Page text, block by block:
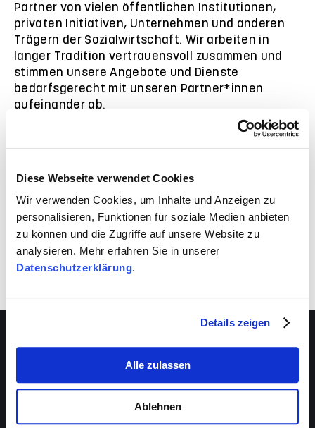
Diese Webseite verwendet Cookies
Wir verwenden Cookies, um Inhalte und Anzeigen zu
personalisieren, Funktionen für soziale Medien anbieten
zu können und die Zugriffe auf unsere Website zu
analysieren. Mehr erfahren Sie in unserer
Datenschutzerklärung.
Details zeigen
Alle zulassen
Ablehnen
Partner von vielen öffentlichen Institutionen,
privaten Initiativen, Unternehmen und anderen
Trägern der Sozialwirtschaft. Wir arbeiten in
langer Tradition vertrauensvoll zusammen und
stimmen unsere Angebote und Dienste
bedarfsgerecht mit unseren Partner*innen
aufeinander ab.
VIVA schafft auch für dich Entwicklungsräume.
Über VIVA